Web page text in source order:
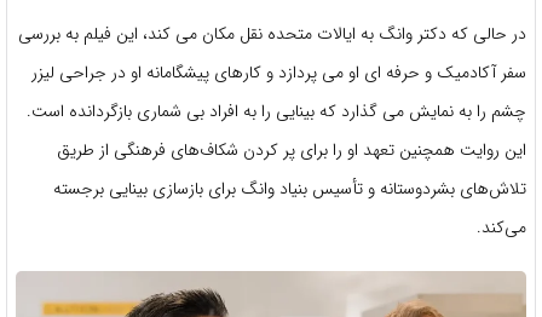
در حالی که دکتر وانگ به ایالات متحده نقل مکان می کند، این فیلم به بررسی
سفر آکادمیک و حرفه ای او می پردازد و کارهای پیشگامانه او در جراحی لیزر
چشم را به نمایش می گذارد که بینایی را به افراد بی شماری بازگردانده است.
این روایت همچنین تعهد او را برای پر کردن شکاف‌های فرهنگی از طریق
تلاش‌های بشردوستانه و تأسیس بنیاد وانگ برای بازسازی بینایی برجسته
می‌کند.